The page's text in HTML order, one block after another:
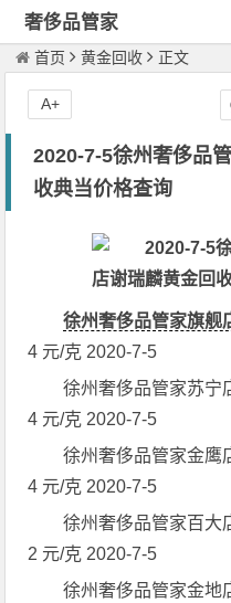
奢侈品管家
首页 黄金回收 正文
2020-7-5徐州奢侈品
收典当价格查询
A+
徐州奢侈品管家旗舰
4 元/克 2020-7-5
徐州奢侈品管家苏宁
4 元/克 2020-7-5
徐州奢侈品管家金鹰
4 元/克 2020-7-5
徐州奢侈品管家百大
2 元/克 2020-7-5
徐州奢侈品管家金地